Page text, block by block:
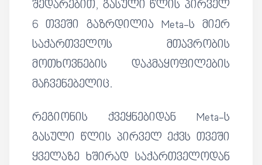
შედარებით, გასული წლის პირველ
6 თვეში გაზრდილია Meta-ს მიერ
საქართველოს მთავრობის
მოთხოვნების დაკმაყოფილების
მაჩვენებელიც.
რეგიონის ქვეყნებიდან Meta-ს
გასული წლის პირველ ექვს თვეში
ყველაზე ხშირად საქართველოდან